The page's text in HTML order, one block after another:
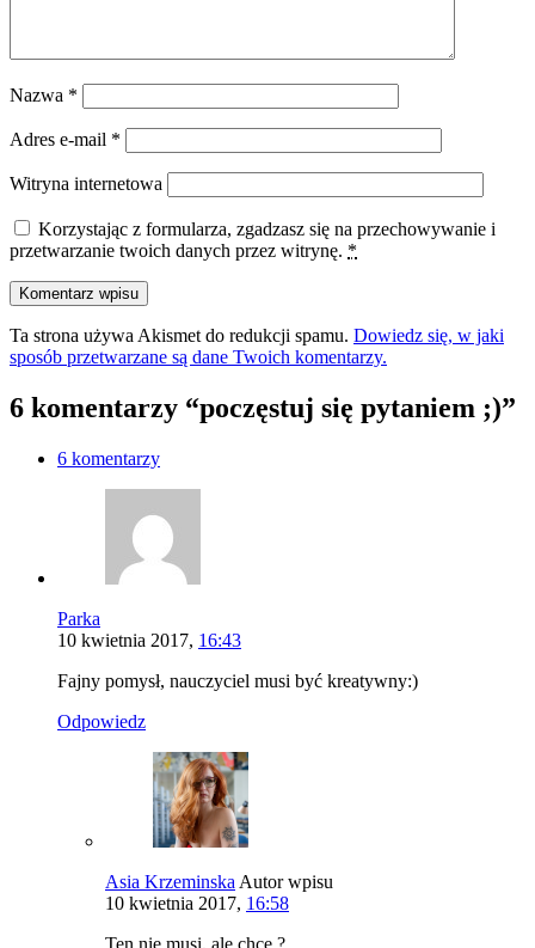
Nazwa *
Adres e-mail *
Witryna internetowa
Korzystając z formularza, zgadzasz się na przechowywanie i
przetwarzanie twoich danych przez witrynę. *
Ta strona używa Akismet do redukcji spamu. Dowiedz się, w jaki
sposób przetwarzane są dane Twoich komentarzy.
6 komentarzy “poczęstuj się pytaniem ;)”
6 komentarzy
Parka
10 kwietnia 2017, 16:43
Fajny pomysł, nauczyciel musi być kreatywny:)
Odpowiedz
Asia Krzeminska Autor wpisu
10 kwietnia 2017, 16:58